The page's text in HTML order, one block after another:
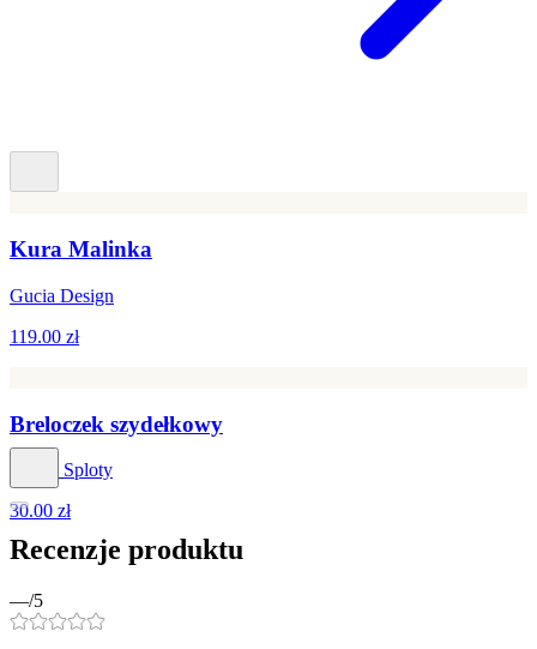
Kura Malinka
Gucia Design
119.00 zł
Breloczek szydełkowy
Roksy Sploty
30.00 zł
Recenzje produktu
—/5